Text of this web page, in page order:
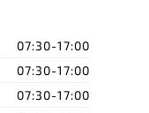
07:30-17:00
07:30-17:00
07:30-17:00